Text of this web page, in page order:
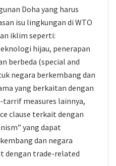
Doha yang harus
isu lingkungan di WTO
iklim seperti:
hijau, penerapan
berbeda (special and
negara berkembang dan
yang berkaitan dengan
tarrif measures lainnya,
clause terkait dengan
yang dapat
dan negara
dengan trade-related